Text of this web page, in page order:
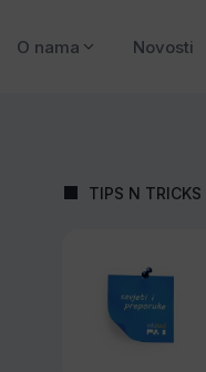
O nama Novosti
TIPS N TRICKS